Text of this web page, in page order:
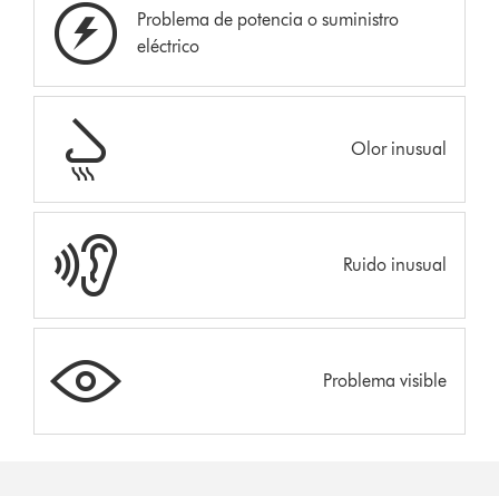
Problema de potencia o suministro
eléctrico
Olor inusual
Ruido inusual
Problema visible